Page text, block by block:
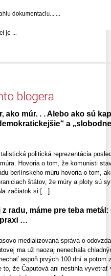
dokumentaciu... ...
je ...
blogera
ako múr. . . Alebo ako sú
a
politická reprezentácia
Hovoria o tom, že komunisti
berlínskeho múru hovoria o tom,
štátov, že múry a ploty sú
začiatok si [...]
z radu, máme pre teba
…
medializovaná správa o
ma už naozaj nenechala
aspoň prvých 100 dní a potom
to, že Čaputová ani nestihla vyvetrať